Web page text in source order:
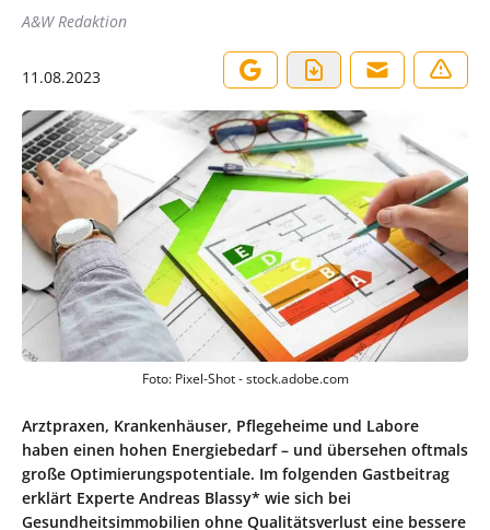
A&W Redaktion
11.08.2023
Foto: Pixel-Shot - stock.adobe.com
Arztpraxen, Krankenhäuser, Pflegeheime und Labore
haben einen hohen Energiebedarf – und übersehen oftmals
große Optimierungspotentiale. Im folgenden Gastbeitrag
erklärt Experte Andreas Blassy* wie sich bei
Gesundheitsimmobilien ohne Qualitätsverlust eine bessere